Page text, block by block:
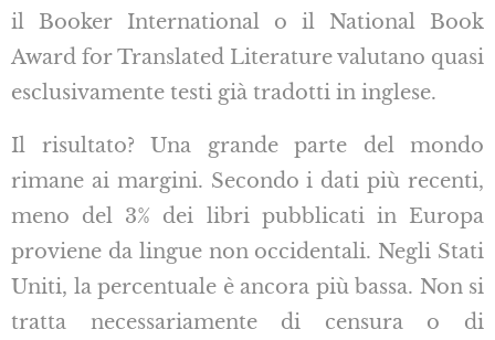
il Booker International o il National Book
Award for Translated Literature valutano quasi
esclusivamente testi già tradotti in inglese.
Il risultato? Una grande parte del mondo
rimane ai margini. Secondo i dati più recenti,
meno del 3% dei libri pubblicati in Europa
proviene da lingue non occidentali. Negli Stati
Uniti, la percentuale è ancora più bassa. Non si
tratta necessariamente di censura o di